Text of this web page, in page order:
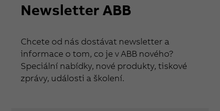
Newsletter ABB
Chcete od nás dostávat newsletter a
informace o tom, co je v ABB nového?
Speciální nabídky, nové produkty, tiskové
zprávy, události a školení.